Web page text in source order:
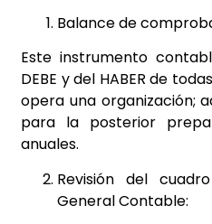
Balance de
Este instrumento
DEBE y del HABER de
opera una organización;
para la posterior
anuales.
Revisión del
General Contable: